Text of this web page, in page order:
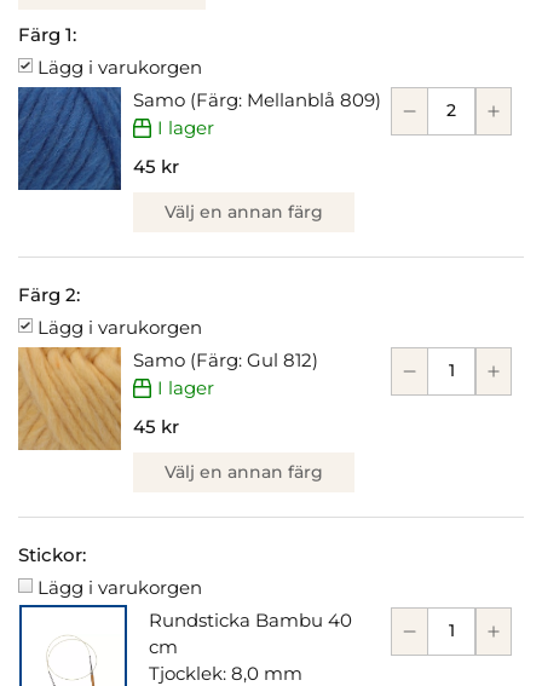
Färg 1:
Lägg i varukorgen
Samo (Färg: Mellanblå 809)
I lager
45 kr
Välj en annan färg
Färg 2:
Lägg i varukorgen
Samo (Färg: Gul 812)
I lager
45 kr
Välj en annan färg
Stickor:
Lägg i varukorgen
Rundsticka Bambu 40
cm
Tjocklek: 8,0 mm